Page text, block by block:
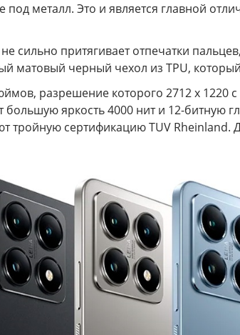
металл. Это и является главной
сильно притягивает отпечатки
матовый черный чехол из TPU,
разрешение которого 2712 x 1220
большую яркость 4000 нит и 12-
тройную сертификацию TUV